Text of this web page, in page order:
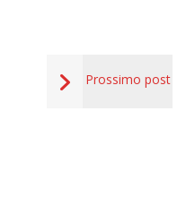
Prossimo post